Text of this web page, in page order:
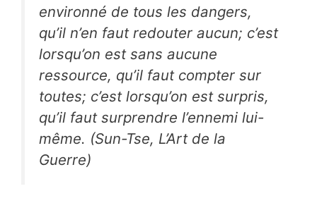
environné de tous les dangers,
qu’il n’en faut redouter aucun; c’est
lorsqu’on est sans aucune
ressource, qu’il faut compter sur
toutes; c’est lorsqu’on est surpris,
qu’il faut surprendre l’ennemi lui-
même. (Sun-Tse, L’Art de la
Guerre)